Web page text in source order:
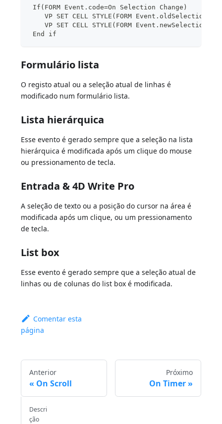
If(FORM Event.code=On Selection Change)
VP SET CELL STYLE(FORM
VP SET CELL STYLE(FORM
End if
Formulário lista
O registo atual ou a seleção atual de linhas é
modificado num formulário lista.
Lista hierárquica
Esse evento é gerado sempre que a seleção na lista
hierárquica é modificada após um clique do mouse
ou pressionamento de tecla.
Entrada & 4D Write Pro
A seleção de texto ou a posição do cursor na área é
modificada após um clique, ou um pressionamento
de tecla.
List box
Esse evento é gerado sempre que a seleção atual de
linhas ou de colunas do list box é modificada.
Comentar esta
página
Anterior
On Scroll
Próximo
On Timer
Descri
ção